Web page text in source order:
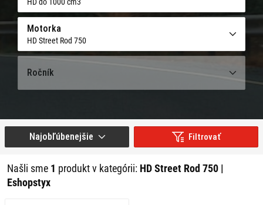
Motorka
HD Street Rod 750
Ročník
Filtrovať
Našli sme 1 produkt v kategórii: HD Street Rod 750 |
Eshopstyx
Najobľúbenejšie